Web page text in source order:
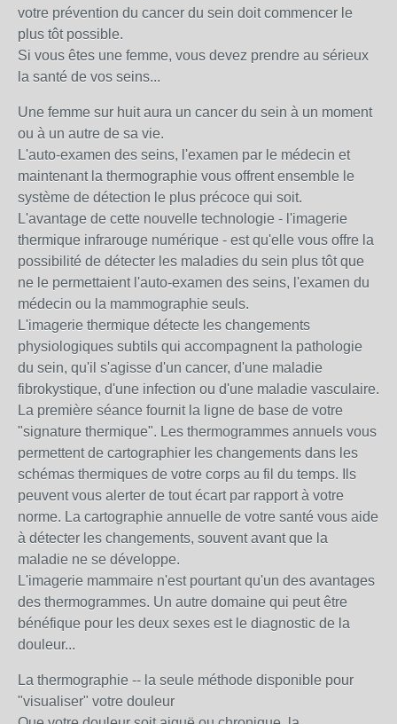
votre prévention du cancer du sein doit commencer le
plus tôt possible.
Si vous êtes une femme, vous devez prendre au sérieux
la santé de vos seins...
Une femme sur huit aura un cancer du sein à un moment
ou à un autre de sa vie.
L'auto-examen des seins, l'examen par le médecin et
maintenant la thermographie vous offrent ensemble le
système de détection le plus précoce qui soit.
L'avantage de cette nouvelle technologie - l'imagerie
thermique infrarouge numérique - est qu'elle vous offre la
possibilité de détecter les maladies du sein plus tôt que
ne le permettaient l'auto-examen des seins, l'examen du
médecin ou la mammographie seuls.
L'imagerie thermique détecte les changements
physiologiques subtils qui accompagnent la pathologie
du sein, qu'il s'agisse d'un cancer, d'une maladie
fibrokystique, d'une infection ou d'une maladie vasculaire.
La première séance fournit la ligne de base de votre
"signature thermique". Les thermogrammes annuels vous
permettent de cartographier les changements dans les
schémas thermiques de votre corps au fil du temps. Ils
peuvent vous alerter de tout écart par rapport à votre
norme. La cartographie annuelle de votre santé vous aide
à détecter les changements, souvent avant que la
maladie ne se développe.
L'imagerie mammaire n'est pourtant qu'un des avantages
des thermogrammes. Un autre domaine qui peut être
bénéfique pour les deux sexes est le diagnostic de la
douleur...
La thermographie -- la seule méthode disponible pour
"visualiser" votre douleur